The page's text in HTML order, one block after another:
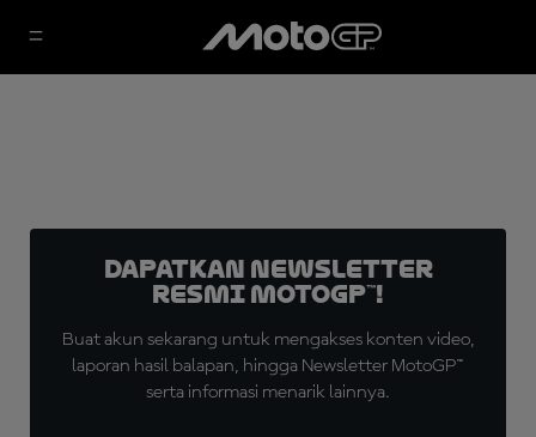
Dapatkan Newsletter
Resmi MotoGP™!
Buat akun sekarang untuk mengakses konten video,
laporan hasil balapan, hingga Newsletter MotoGP™
serta informasi menarik lainnya.